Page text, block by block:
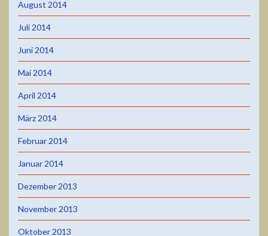
August 2014
Juli 2014
Juni 2014
Mai 2014
April 2014
März 2014
Februar 2014
Januar 2014
Dezember 2013
November 2013
Oktober 2013